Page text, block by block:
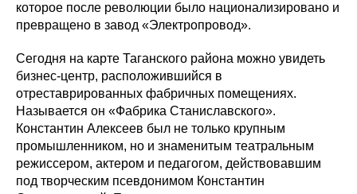
которое после революции было национализировано и
превращено в завод «Электропровод».
Сегодня на карте Таганского района можно увидеть
бизнес-центр, расположившийся в
отреставрированных фабричных помещениях.
Называется он «Фабрика Станиславского».
Константин Алексеев был не только крупным
промышленником, но и знаменитым театральным
режиссером, актером и педагогом, действовавшим
под творческим псевдонимом Константин